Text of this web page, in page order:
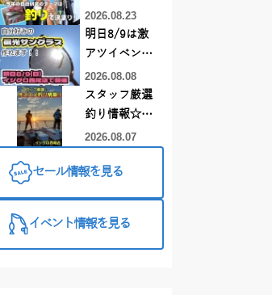
釣りデビュー
2026.08.23
明日8/9は激
アツイベント
日！！！～オ
ーダー偏光グ
ラス受注会～
2026.08.08
スタッフ厳選
釣り情報☆彡
連休は何釣り
♪【イシグロ
2026.08.07
セール情報を見る
イベント情報を見る